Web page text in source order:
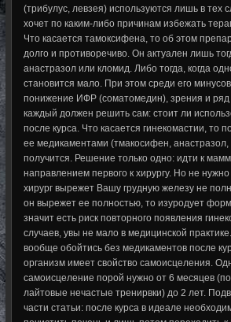
(трибулус, левзея) используются лишь в тех
хочет по каким-либо причинам избежать
Что касается тамоксифена, то об этом
долго и противоречиво. Он актуален лишь
анастразол или кломид. Либо тогда, когда
становится мало. При этом среди его
понижение ИФР (соматомедин), зрения и ряд
каждый должен решить сам: стоит ли
после курса. Что касается гинекомастии, то
ее медикаментами (тмакосифен, анастразол,
получится. Решение только одно: идти к
направлением первого к хирургу. Но не
хирург вырежет Вашу грудную железу не
он вырежет ее полностью, то изуродует
значит есть риск повторного появления
случаев, увы не мало в медицинской
вообще обойтись без медикаментов после
организм имеет свойство самоисцеления.
самоисцеление порой нужно от 6 месяцев
лайтовые нечастые тренирвки) до 2 лет.
части статьи: после курса в идеале